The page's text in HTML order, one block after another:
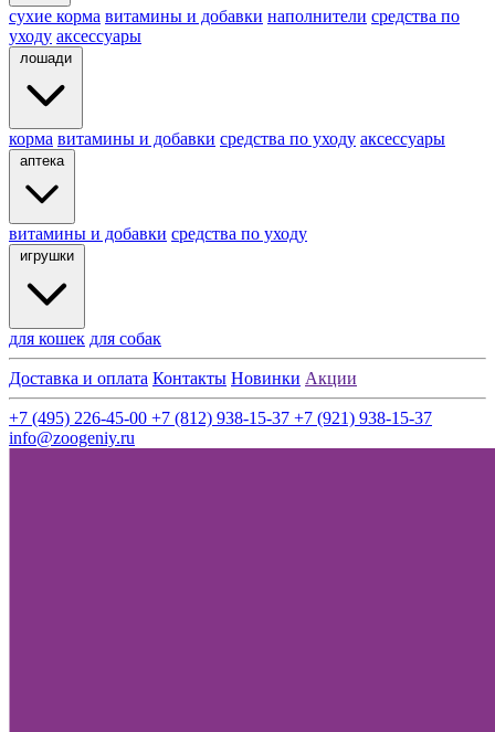
сухие корма витамины и добавки наполнители средства по
уходу аксессуары
лошади
корма витамины и добавки средства по уходу аксессуары
аптека
витамины и добавки средства по уходу
игрушки
для кошек для собак
Доставка и оплата Контакты Новинки Акции
+7 (495) 226-45-00 +7 (812) 938-15-37 +7 (921) 938-15-37
info@zoogeniy.ru